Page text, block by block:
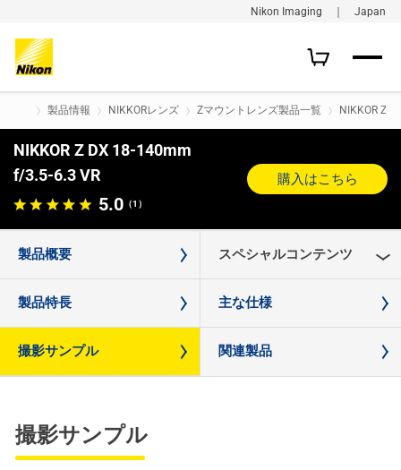
Nikon Imaging ｜ Japan
製品情報 NIKKORレンズ Zマウントレンズ製品一覧 NIKKOR Z
NIKKOR Z DX 18-140mm
f/3.5-6.3 VR
5.0 （1）
購入はこちら
製品概要 スペシャルコンテンツ
製品特長 主な仕様
撮影サンプル 関連製品
撮影サンプル